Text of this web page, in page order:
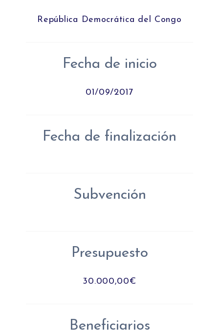
República Democrática del Congo
Fecha de inicio
01/09/2017
Fecha de finalización
Subvención
Presupuesto
30.000,00€
Beneficiarios